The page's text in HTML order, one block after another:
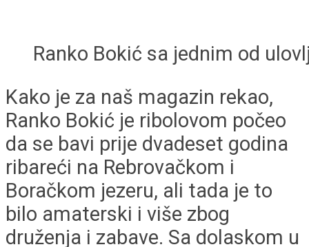
Ranko Bokić sa jednim od
Kako je za naš magazin rekao,
Ranko Bokić je ribolovom počeo
da se bavi prije dvadeset godina
ribareći na Rebrovačkom i
Boračkom jezeru, ali tada je to
bilo amaterski i više zbog
druženja i zabave. Sa dolaskom u